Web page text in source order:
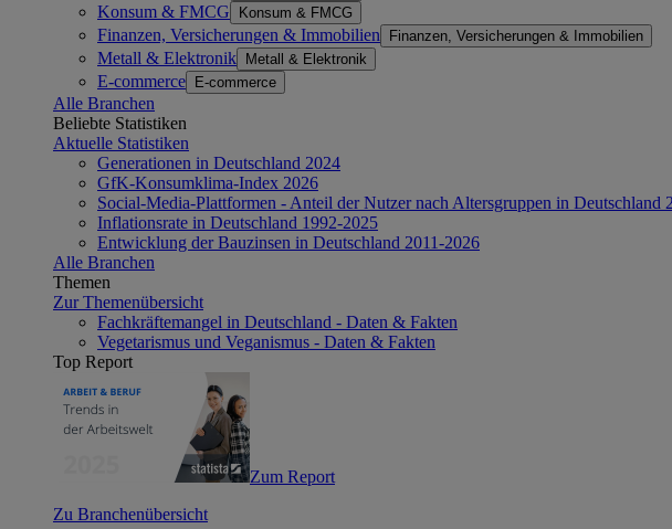
Konsum & FMCG Konsum & FMCG
Finanzen, Versicherungen & Immobilien Finanzen, Versicherungen & Immobilien
Metall & Elektronik Metall & Elektronik
E-commerce E-commerce
Alle Branchen
Beliebte Statistiken
Aktuelle Statistiken
Generationen in Deutschland 2024
GfK-Konsumklima-Index 2026
Social-Media-Plattformen - Anteil der Nutzer nach Altersgruppen in Deutschland
Inflationsrate in Deutschland 1992-2025
Entwicklung der Bauzinsen in Deutschland 2011-2026
Alle Branchen
Themen
Zur Themenübersicht
Fachkräftemangel in Deutschland - Daten & Fakten
Vegetarismus und Veganismus - Daten & Fakten
Top Report
Zum Report
Zu Branchenübersicht